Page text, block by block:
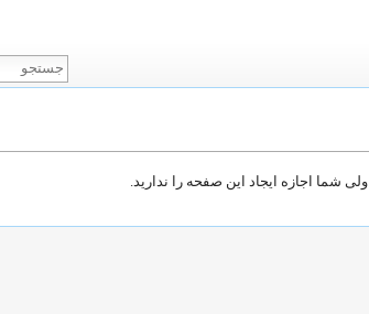
ولی شما اجازه ایجاد این صفحه را ندارید.